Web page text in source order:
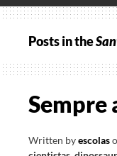
MENU
Posts in the
Sempre
Written byescolas